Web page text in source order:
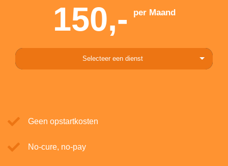
150,- per Maand
Selecteer een dienst
Geen opstartkosten
No-cure, no-pay